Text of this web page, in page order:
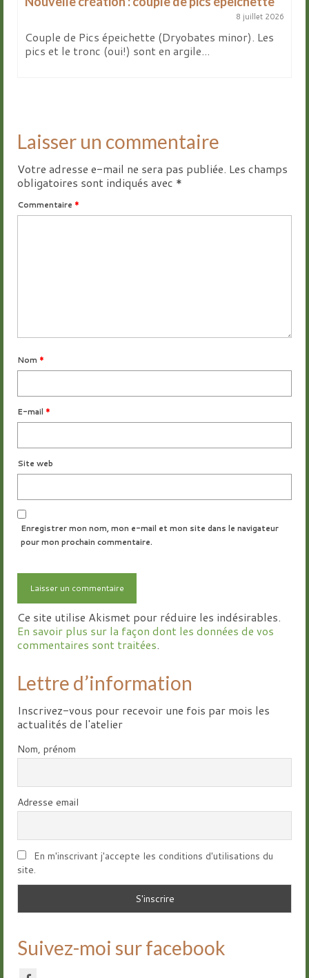
8 juillet 2026
Couple de Pics épeichette (Dryobates minor). Les
pics et le tronc (oui!) sont en argile...
Laisser un commentaire
Votre adresse e-mail ne sera pas publiée. Les champs
obligatoires sont indiqués avec *
Commentaire *
Nom *
E-mail *
Site web
Enregistrer mon nom, mon e-mail et mon site dans le navigateur
pour mon prochain commentaire.
Ce site utilise Akismet pour réduire les indésirables.
En savoir plus sur la façon dont les données de vos
commentaires sont traitées.
Lettre d’information
Inscrivez-vous pour recevoir une fois par mois les
actualités de l'atelier
Nom, prénom
Adresse email
En m'inscrivant j'accepte les conditions d'utilisations du
site.
Suivez-moi sur facebook